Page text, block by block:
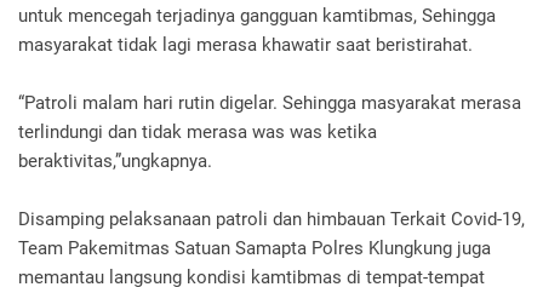
untuk mencegah terjadinya gangguan kamtibmas, Sehingga
masyarakat tidak lagi merasa khawatir saat beristirahat.
“Patroli malam hari rutin digelar. Sehingga masyarakat merasa
terlindungi dan tidak merasa was was ketika
beraktivitas,”ungkapnya.
Disamping pelaksanaan patroli dan himbauan Terkait Covid-19,
Team Pakemitmas Satuan Samapta Polres Klungkung juga
memantau langsung kondisi kamtibmas di tempat-tempat